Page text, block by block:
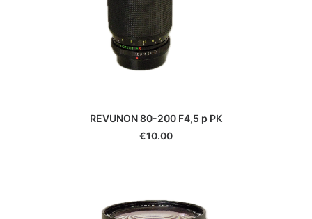
REVUNON 80-200 F4,5 p PK
€10.00